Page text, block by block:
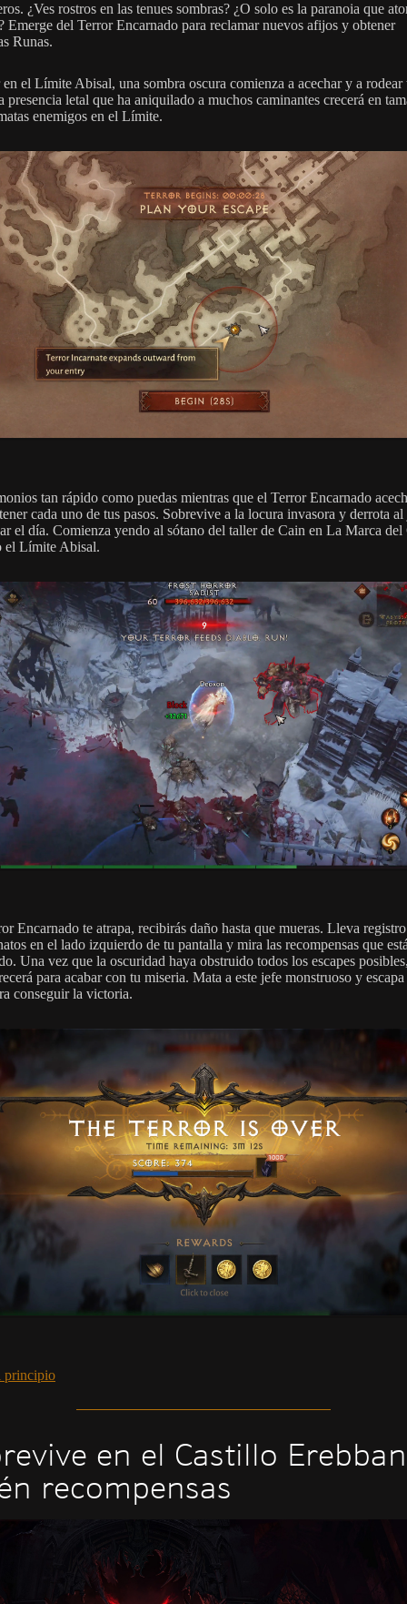
¿Ves rostros en las tenues sombras? ¿O solo es la paranoia que
Emerge del Terror Encarnado para reclamar nuevos afijos y obtener
Runas.
el Límite Abisal, una sombra oscura comienza a acechar y a rodear
presencia letal que ha aniquilado a muchos caminantes crecerá en
enemigos en el Límite.
tan rápido como puedas mientras que el Terror Encarnado
cada uno de tus pasos. Sobrevive a la locura invasora y derrota
el día. Comienza yendo al sótano del taller de Cain en La Marca del
el Límite Abisal.
Encarnado te atrapa, recibirás daño hasta que mueras. Lleva
en el lado izquierdo de tu pantalla y mira las recompensas que
Una vez que la oscuridad haya obstruido todos los escapes
para acabar con tu miseria. Mata a este jefe monstruoso y
conseguir la victoria.
principio
en el Castillo
recompensas